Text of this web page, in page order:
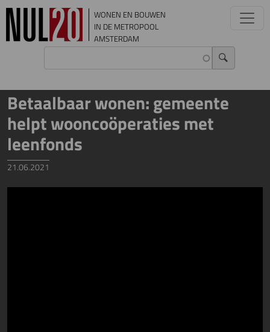
Overslaan en naar de inhoud gaan
WONEN EN BOUWEN
IN DE METROPOOL
AMSTERDAM
Betaalbaar wonen: gemeente
helpt wooncoöperaties met
leenfonds
21.06.2021